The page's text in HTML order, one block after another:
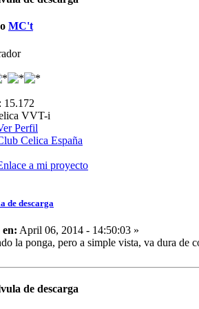
MC't
15.172
VVT-i
de descarga
en: April 06, 2014 - 14:50:03 »
la ponga, pero a simple vista, va dura de
de descarga